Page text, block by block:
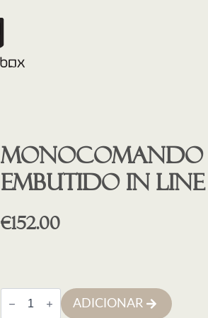
Monocomando
Embutido IN LINE
€152.00
Quantidade
de
Monocomando
ADICIONAR